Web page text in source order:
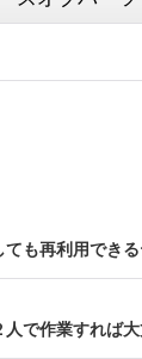
も再利用でき
で作業すれば大